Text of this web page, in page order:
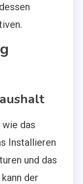
wie das
Installieren
und das
der